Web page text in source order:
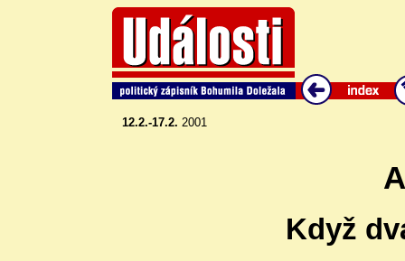
12.2.-17.2. 2001
Když